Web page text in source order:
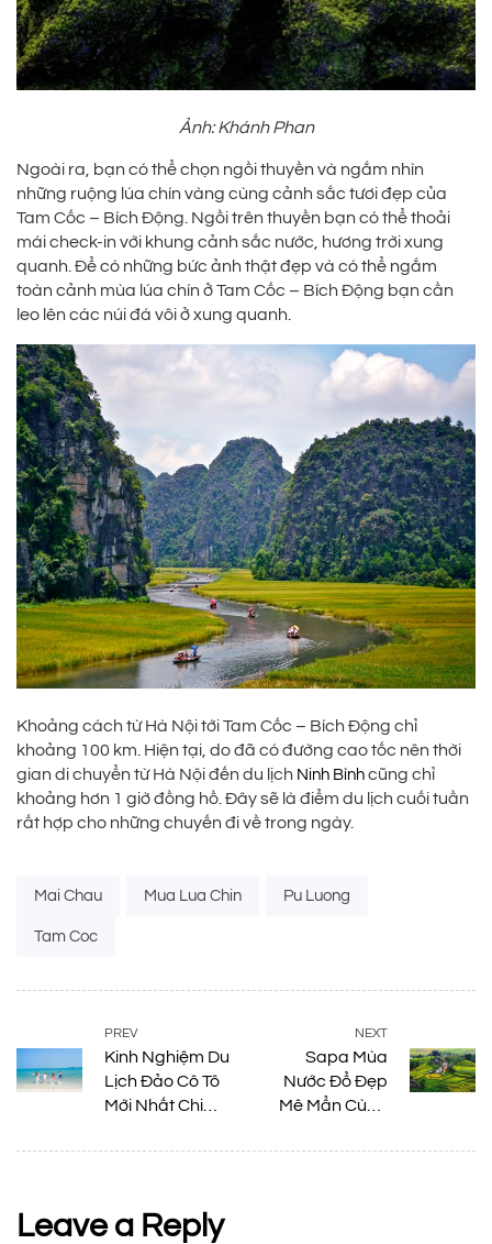
Ảnh: Khánh Phan
Ngoài ra, bạn có thể chọn ngồi thuyền và ngắm nhìn
những ruộng lúa chín vàng cùng cảnh sắc tươi đẹp của
Tam Cốc – Bích Động. Ngồi trên thuyền bạn có thể thoải
mái check-in với khung cảnh sắc nước, hương trời xung
quanh. Để có những bức ảnh thật đẹp và có thể ngắm
toàn cảnh mùa lúa chín ở Tam Cốc – Bích Động bạn cần
leo lên các núi đá vôi ở xung quanh.
Khoảng cách từ Hà Nội tới Tam Cốc – Bích Động chỉ
khoảng 100 km. Hiện tại, do đã có đường cao tốc nên thời
gian di chuyển từ Hà Nội đến du lịch Ninh Bình cũng chỉ
khoảng hơn 1 giờ đồng hồ. Đây sẽ là điểm du lịch cuối tuần
rất hợp cho những chuyến đi về trong ngày.
Tags:
Mai Chau Mua Lua Chin Pu Luong
Tam Coc
PREV
Kinh Nghiệm Du
Lịch Đảo Cô Tô
Mới Nhất Chi
NEXT
Sapa Mùa
Nước Đổ Đẹp
Mê Mẩn Cùng
Nghiệm Thú Vị
Leave a Reply